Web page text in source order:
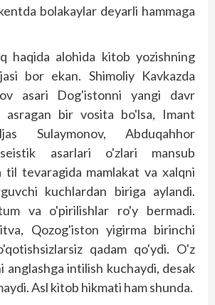
bolakaylar deyarli hammaga
haqida alohida kitob yozishning
bor ekan. Shimoliy Kavkazda
asari Dog'istonni yangi davr
asragan bir vosita bo'lsa, Imant
Sulaymonov, Abduqahhor
asarlari o'zlari mansub
til tevaragida mamlakat va xalqni
kuchlardan biriga aylandi.
va o'pirilishlar ro'y bermadi.
Qozog'iston yigirma birinchi
qadam qo'y­di. O'z
anglashga intilish kuchaydi, desak
Asl kitob hikmati ham shunda.